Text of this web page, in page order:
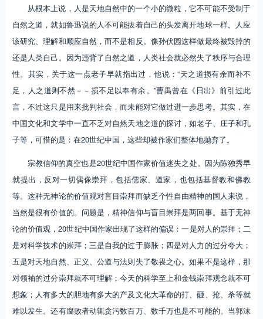
从根本上说，人是天地自然中的一个小的微粒，它不可能不受制于
自然之道，就如鲁迅说的人不可能拔着自己的头发离开地球一样。人应
该研究、理解和顺应自然，而不是相反。像孙伏园这样做最终被毁掉的
还是人类自己。因为违背了自然之道，人类社会就必然失了秩序与合理
性。其实，关于这一点老子早就指出过，他说：“天之道损有余而补不
足，人之道则不然－－损不足以奉有余。”曹禺曾在《日出》前引过此
言，不过这只是用来批判社会，而未能对它做过进一步思考。其实，在
中国文化和文学中一直不乏对自然天地之道的探讨，如老子、庄子和孔
子等，可惜的是：在20世纪中国，这些却被作家们整体地抛弃了。
宗教信仰的真空也是20世纪中国作家价值迷失之处。因为陈独秀早
就提出，反对一切偶像崇拜，包括儒家、道家，也包括基督教和佛教
等。这种无神论的价值观对盲目崇拜而缺乏个性自由精神的国人来说，
当然是很有价值的。问题是，精神信仰与盲目崇拜是两回事。基于无神
论的价值观，20世纪中国作家出现了这样的偏误：一是对人的崇拜；二
是对科学技术的崇拜；三是自我的过于膨胀；四是对人力的过分夸大；
五是对天地自然、正义、公道与法则失了敬畏之心。如果不是这样，那
对领袖的过分崇拜就不可理解；今天的科学至上和金钱崇拜观念就不可
想象；人有多大的胆地有多大的产及文化大革命的打、砸、抢、杀等就
难以发生。还有腐败者动辄贪污数百万、数千万也是不可能的。当郭沫